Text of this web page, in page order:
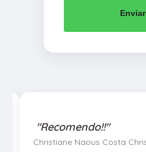
Enviar
"Recomendo!!"
Christiane Naous Costa